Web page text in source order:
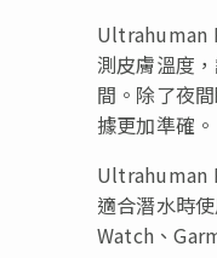
Ultrahuman
測皮膚溫度
間。除了夜
據更加準確。
Ultrahuman
適合潛水時
Watch、